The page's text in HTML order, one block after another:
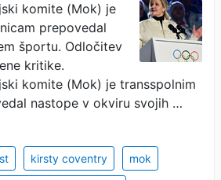
komite (Mok) je
prepovedal
športu. Odločitev
kritike.
komite (Mok) je transspolnim
nastope v okviru svojih …
kirsty coventry mok